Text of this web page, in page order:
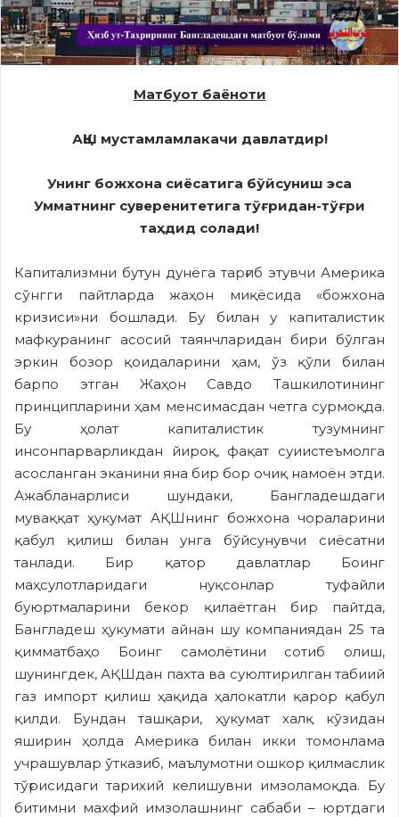
Матбуот баёноти
АҚШ мустамламлакачи давлатдир!
Унинг божхона сиёсатига бўйсуниш эса
Умматнинг суверенитетига тўғридан-тўғри
таҳдид солади!
Капитализмни бутун дунёга тарғиб этувчи Америка
сўнгги пайтларда жаҳон миқёсида «божхона
кризиси»ни бошлади. Бу билан у капиталистик
мафкуранинг асосий таянчларидан бири бўлган
эркин бозор қоидаларини ҳам, ўз қўли билан
барпо этган Жаҳон Савдо Ташкилотининг
принципларини ҳам менсимасдан четга сурмоқда.
Бу ҳолат капиталистик тузумнинг
инсонпарварликдан йироқ, фақат суиистеъмолга
асосланган эканини яна бир бор очиқ намоён этди.
Ажабланарлиси шундаки, Бангладешдаги
муваққат ҳукумат АҚШнинг божхона чораларини
қабул қилиш билан унга бўйсунувчи сиёсатни
танлади. Бир қатор давлатлар Боинг
маҳсулотларидаги нуқсонлар туфайли
буюртмаларини бекор қилаётган бир пайтда,
Бангладеш ҳукумати айнан шу компаниядан 25 та
қимматбаҳо Боинг самолётини сотиб олиш,
шунингдек, АҚШдан пахта ва суюлтирилган табиий
газ импорт қилиш ҳақида ҳалокатли қарор қабул
қилди. Бундан ташқари, ҳукумат халқ кўзидан
яширин ҳолда Америка билан икки томонлама
учрашувлар ўтказиб, маълумотни ошкор қилмаслик
тўғрисидаги тарихий келишувни имзоламоқда. Бу
битимни махфий имзолашнинг сабаби – юртдаги